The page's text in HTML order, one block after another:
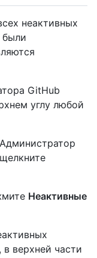
неактивных
были
GitHub
углу любой
Неактивные
в верхней части